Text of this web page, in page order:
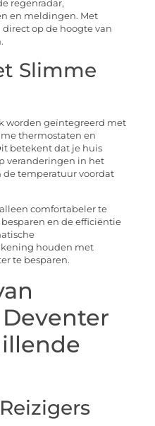
regenradar,
en meldingen. Met
op de hoogte van
Slimme
worden geïntegreerd met
thermostaten en
betekent dat je huis
veranderingen in het
de temperatuur voordat
comfortabeler te
en de efficiëntie
houden met
te besparen.